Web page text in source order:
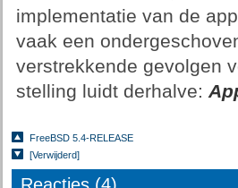
implementatie van de
vaak een
verstrekkende gevolgen
stelling luidt derhalve:
FreeBSD 5.4-RELEASE
[Verwijderd]